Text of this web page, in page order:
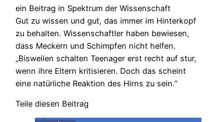
ein Beitrag in Spektrum der Wissenschaft
Gut zu wissen und gut, das immer im Hinterkopf
zu behalten. Wissenschaftler haben bewiesen,
dass Meckern und Schimpfen nicht helfen.
„Bisweilen schalten Teenager erst recht auf stur,
wenn ihre Eltern kritisieren. Doch das scheint
eine natürliche Reaktion des Hirns zu sein.“
Teile diesen Beitrag